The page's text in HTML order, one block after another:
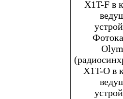
X1T-F в
X1T-O в